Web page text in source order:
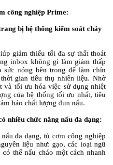
công nghiệp Prime:
bị hệ thống kiểm soát cháy
giảm thiểu tối đa sự thất thoát
inbox không gỉ làm giảm thấp
sức nóng bên trong để làm chín
gian tiêu thụ nhiên liệu. Nhờ
và tối ưu hóa việc sử dụng nhiệt
của hệ thống tối ưu nhất, tiêu
bảo chất lượng đun nấu.
nhiều chức năng nấu đa dạng:
đa dạng, tủ cơm công nghiệp
liệu như: gạo, các loại ngũ
thể nấu cháo một cách nhanh